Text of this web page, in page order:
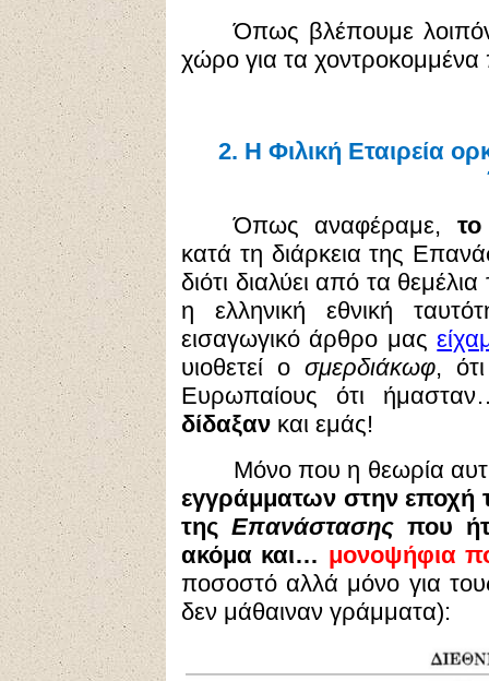
Όπως βλέπουμε
χώρο για τα
2. Η Φιλική Εταιρεία
Όπως αναφέραμε,
κατά τη διάρκεια της
διότι διαλύει από τα
η ελληνική εθνική
εισαγωγικό άρθρο μας
υιοθετεί ο σμερδιάκωφ,
Ευρωπαίους ότι
δίδαξαν και εμάς!
Μόνο που η θεωρία
εγγράμματων στην εποχή
τηςΕπανάστασης που
ακόμα και… μονοψήφια
ποσοστό αλλά μόνο για
δεν μάθαιναν γράμματα):